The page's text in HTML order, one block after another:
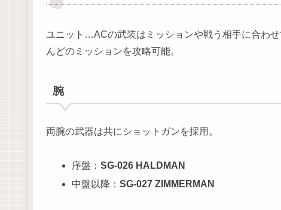
ユニット…ACの武装はミッションや戦う相手に合わ
んどのミッションを攻略可能。
腕
両腕の武器は共にショットガンを採用。
序盤：SG-026 HALDMAN
中盤以降：SG-027 ZIMMERMAN